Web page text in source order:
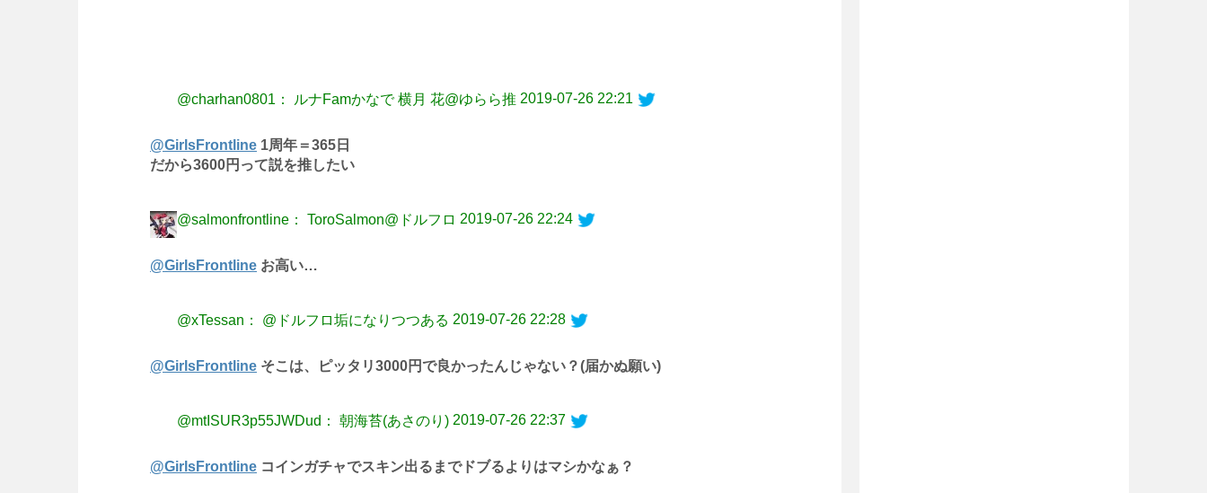
@charhan0801： ルナFamかなで 横月 花@ゆらら推 2019-07-26 22:21
@GirlsFrontline 1周年＝365日
だから3600円って説を推したい
@salmonfrontline： ToroSalmon@ドルフロ 2019-07-26 22:24
@GirlsFrontline お高い…
@xTessan： @ドルフロ垢になりつつある 2019-07-26 22:28
@GirlsFrontline そこは、ピッタリ3000円で良かったんじゃない？(届かぬ願い)
@mtISUR3p55JWDud： 朝海苔(あさのり) 2019-07-26 22:37
@GirlsFrontline コインガチャでスキン出るまでドブるよりはマシかなぁ？